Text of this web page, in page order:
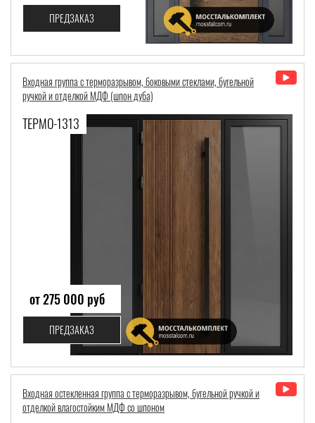
ПРЕДЗАКАЗ
Входная группа с терморазрывом, боковыми стеклами, бугельной
ручкой и отделкой МДФ (шпон дуба)
ТЕРМО-1313
от 275 000 руб
ПРЕДЗАКАЗ
Входная остекленная группа с терморазрывом, бугельной ручкой и
отделкой влагостойким МДФ со шпоном